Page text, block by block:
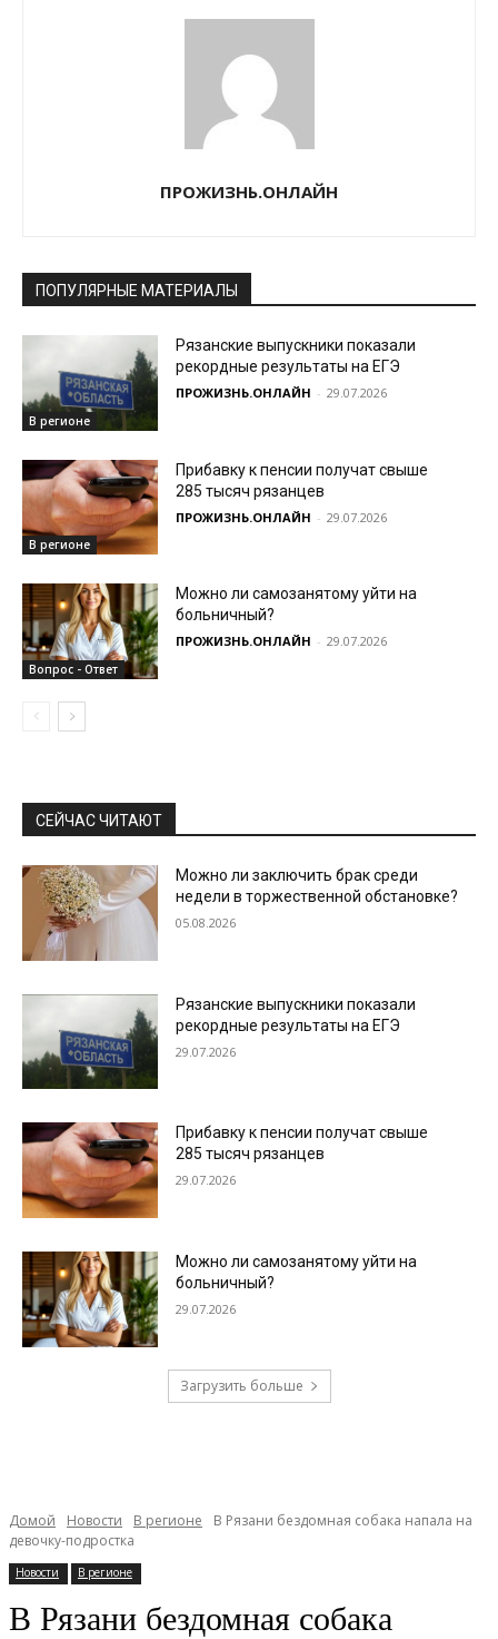
ПРОЖИЗНЬ.ОНЛАЙН
ПОПУЛЯРНЫЕ МАТЕРИАЛЫ
В регионе
Рязанские выпускники показали
рекордные результаты на ЕГЭ
ПРОЖИЗНЬ.ОНЛАЙН - 29.07.2026
В регионе
Прибавку к пенсии получат свыше
285 тысяч рязанцев
ПРОЖИЗНЬ.ОНЛАЙН - 29.07.2026
Вопрос - Ответ
Можно ли самозанятому уйти на
больничный?
ПРОЖИЗНЬ.ОНЛАЙН - 29.07.2026
СЕЙЧАС ЧИТАЮТ
Можно ли заключить брак среди
недели в торжественной обстановке?
05.08.2026
Рязанские выпускники показали
рекордные результаты на ЕГЭ
29.07.2026
Прибавку к пенсии получат свыше
285 тысяч рязанцев
29.07.2026
Можно ли самозанятому уйти на
больничный?
29.07.2026
Загрузить больше